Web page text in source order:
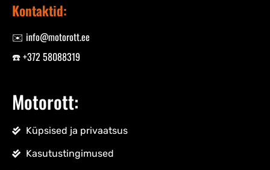
Kontaktid:
✉️ info@motorott.ee
☎️ +372 58088319
Motorott:
Küpsised ja privaatsus
Kasutustingimused